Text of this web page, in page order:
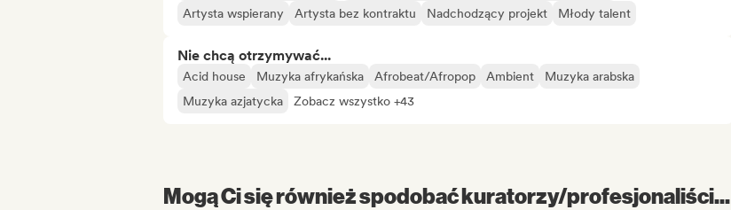
Artysta wspierany
Artysta bez kontraktu Nadchodzący projekt Młody talent
Nie chcą otrzymywać...
Acid house Muzyka afrykańska Afrobeat/Afropop Ambient
Muzyka arabska
Muzyka azjatycka
Zobacz wszystko +43
Mogą Ci się również spodobać kuratorzy/profesjonaliści...